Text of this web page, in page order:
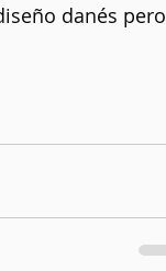
danés pero